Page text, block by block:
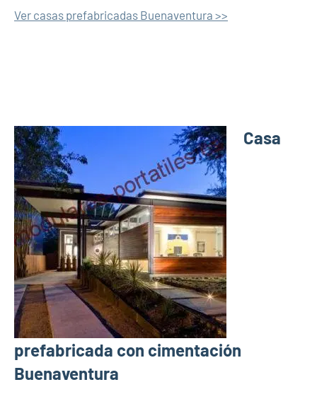
Ver casas prefabricadas Buenaventura >>
Casa
prefabricada con cimentación
Buenaventura